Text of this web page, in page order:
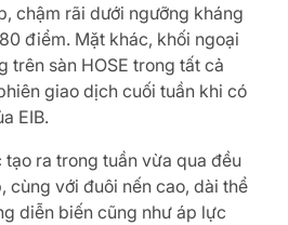
chậm rãi dưới ngưỡng kháng
điểm. Mặt khác, khối ngoại
trên sàn HOSE trong tất cả
giao dịch cuối tuần khi có
EIB.
tạo ra trong tuần vừa qua đều
cùng với đuôi nến cao, dài thể
diễn biến cũng như áp lực